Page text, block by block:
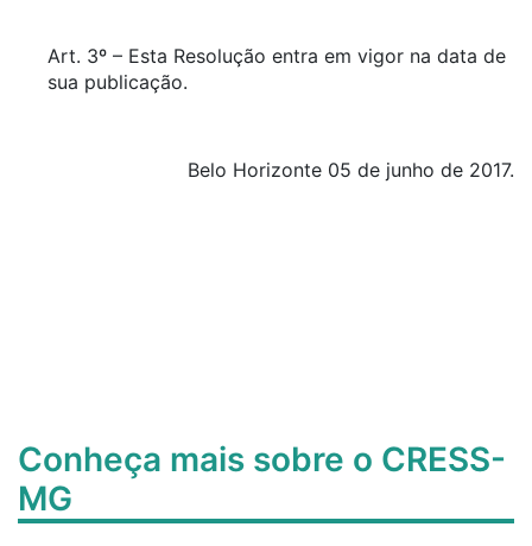
Art. 3º – Esta Resolução entra em vigor na data de
sua publicação.
Belo Horizonte 05 de junho de 2017.
Conheça mais sobre o CRESS-
MG